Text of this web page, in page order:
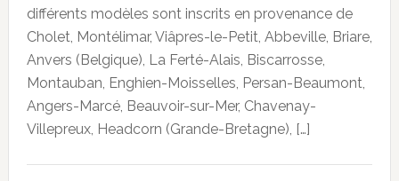
différents modèles sont inscrits en provenance de
Cholet, Montélimar, Viâpres-le-Petit, Abbeville, Briare,
Anvers (Belgique), La Ferté-Alais, Biscarrosse,
Montauban, Enghien-Moisselles, Persan-Beaumont,
Angers-Marcé, Beauvoir-sur-Mer, Chavenay-
Villepreux, Headcorn (Grande-Bretagne), […]